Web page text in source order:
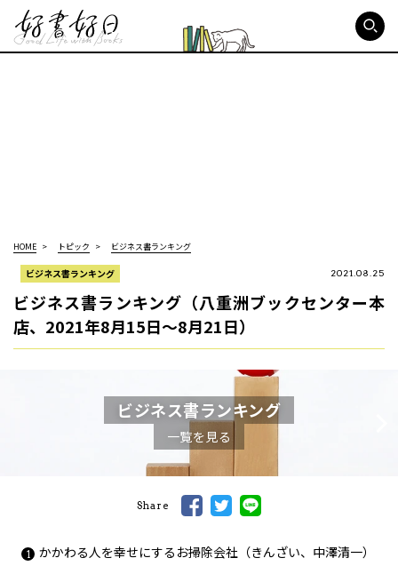
HOME トピック ビジネス書ランキング
ビジネス書ランキング 2021.08.25
ビジネス書ランキング（八重洲ブックセンター本
店、2021年8月15日～8月21日）
ビジネス書ランキング
一覧を見る
Share
かかわる人を幸せにするお掃除会社（きんざい、中澤清一）